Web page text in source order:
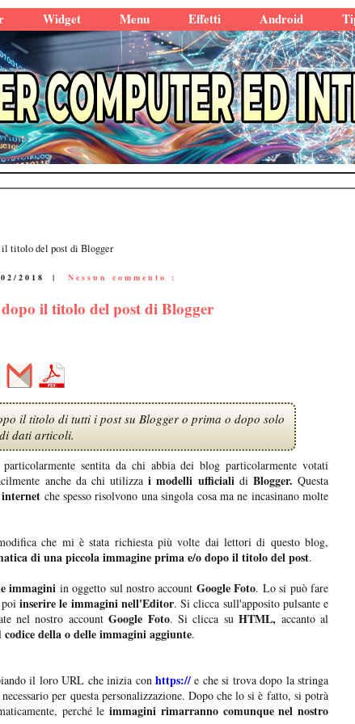
Widget Menu Effetti Android
il titolo del post di Blogger
2018 | Nessun commento :
il titolo del post di Blogger
il titolo di tutti i post su Blogger o prima o dopo solo
di dati articoli.
sentita da chi abbia dei blog particolarmente votati
anche da chi utilizza i modelli ufficialidi Blogger. Questa
che spesso risolvono una singola cosa ma ne incasinano molte
che mi è stata richiesta più volte dai lettori di questo blog,
di una piccola immagine prima e/o dopo il titolo del post.
immagini in oggetto sul nostro account Google Foto. Lo si può fare
poiinserire le immagini nell'Editor. Si clicca sull'apposito pulsante e
nel nostro accountGoogle Foto. Si clicca suHTML, accanto al
codice della o delle immagini aggiunte.
il loro URL che inizia conhttps://e che si trova dopo la stringa
per questa personalizzazione. Dopo che lo si è fatto, si potrà
perché le immagini rimarranno comunque nel nostro